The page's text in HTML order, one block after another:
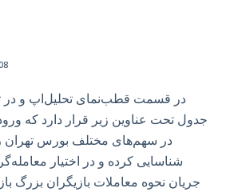
در قسمت قطب‌نمای تحلیل‌اپ و در
جدول تحت عناوین زیر قرار دارد که
در سهم‌های مختلف بورس تهران
شناسایی کرده و در اختیار
جریان نحوه معاملات بازیگران بزرگ